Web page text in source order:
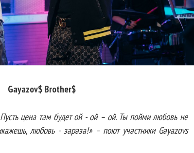
Gayazov$ Brother$
цена там будет ой - ой – ой. Ты пойми любовь не
любовь - зараза!» – поют участники Gayazovs